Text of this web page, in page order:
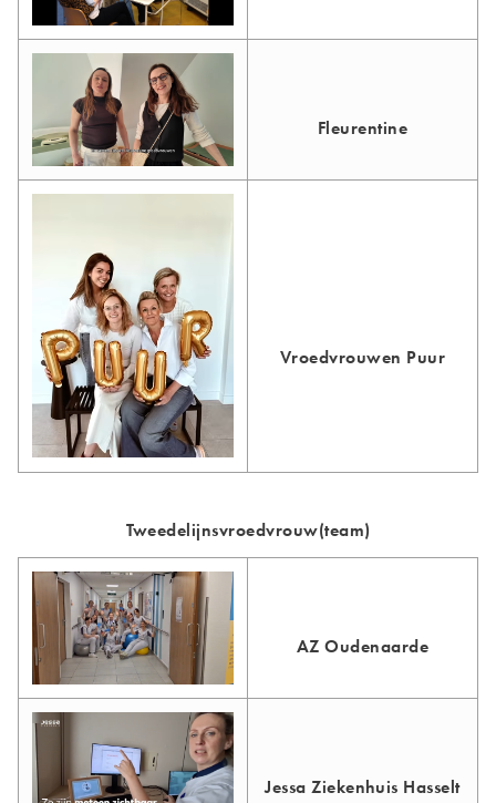
Fleurentine
Vroedvrouwen Puur
Tweedelijnsvroedvrouw(team)
AZ Oudenaarde
Jessa Ziekenhuis Hasselt